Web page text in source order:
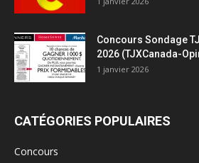
Concours Sondage
2026 (TJXCanada-
1 janvier 2026
CATÉGORIES POPULAIRES
Concours